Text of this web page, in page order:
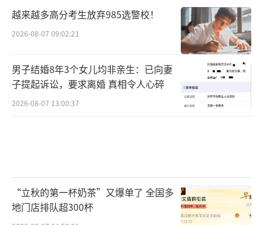
越来越多高分考生放弃985选警校！
2026-08-07 09:02:21
男子结婚8年3个女儿均非亲生：已向妻
子提起诉讼，要求离婚 真相令人心碎
2026-08-07 13:00:37
“立秋的第一杯奶茶”又爆单了 全国多
地门店排队超300杯